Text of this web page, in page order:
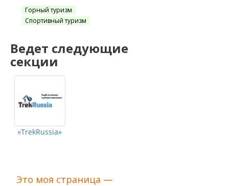
Горный туризм‎
Спортивный туризм
Ведет следующие
секции
«TrekRussia»
Это моя страница —